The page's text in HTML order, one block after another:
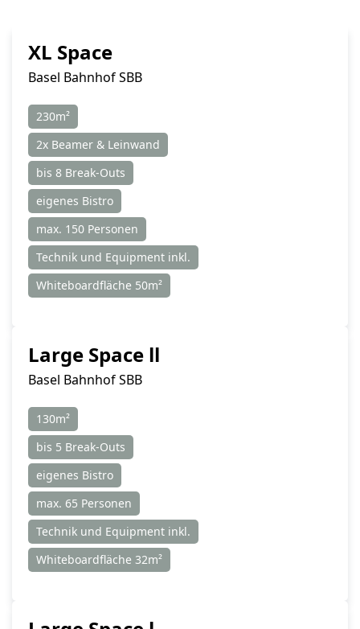
XL Space
Basel Bahnhof SBB
230m²
2x Beamer & Leinwand
bis 8 Break-Outs
eigenes Bistro
max. 150 Personen
Technik und Equipment inkl.
Whiteboardfläche 50m²
Large Space ll
Basel Bahnhof SBB
130m²
bis 5 Break-Outs
eigenes Bistro
max. 65 Personen
Technik und Equipment inkl.
Whiteboardfläche 32m²